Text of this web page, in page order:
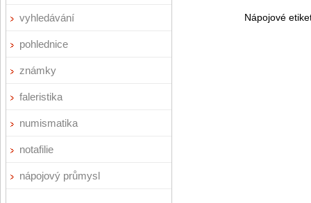
vyhledávání
pohlednice
známky
faleristika
numismatika
notafilie
nápojový průmysl
Nápojové